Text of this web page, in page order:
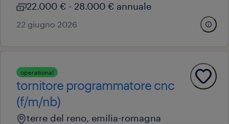
22.000 € - 28.000 € annuale
22 giugno 2026
operational
tornitore programmatore cnc
(f/m/nb)
terre del reno, emilia-romagna